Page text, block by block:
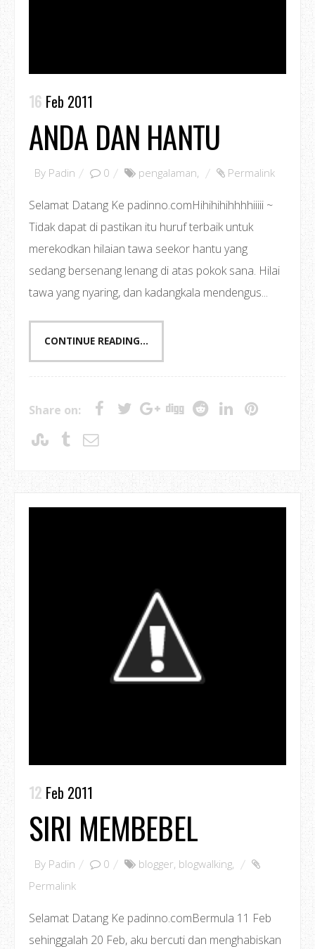
16 Feb 2011
ANDA DAN HANTU
By Padin 0 pengalaman, Permalink
Selamat Datang Ke padinno.comHihihihihhhhiiiii ~
Tidak dapat di pastikan itu huruf terbaik untuk
merekodkan hilaian tawa seekor hantu yang
sedang bersenang lenang di atas pokok sana. Hilai
tawa yang nyaring, dan kadangkala mendengus...
CONTINUE READING...
Share on:
12 Feb 2011
SIRI MEMBEBEL
By Padin 0 blogger, blogwalking,
Permalink
Selamat Datang Ke padinno.comBermula 11 Feb
sehinggalah 20 Feb, aku bercuti dan menghabiskan